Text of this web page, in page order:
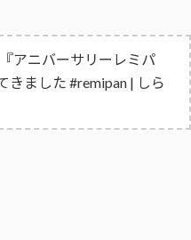
アニバーサリーレミパ
きました #remipan | しら